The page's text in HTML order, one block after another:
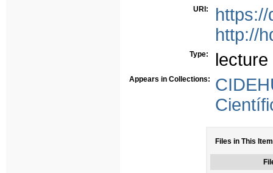
URI:
http://
Type: lecture
Appears in Collections:
Files in This